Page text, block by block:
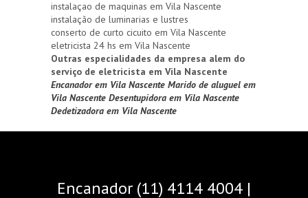
instalaçao de maquinas em Vila Nascente
instalação de luminarias e lustres
conserto de curto cicuito em Vila Nascente
eletricista 24 hs em Vila Nascente
Outras especialidades da empresa alem do
serviço de eletricista em Vila Nascente
Encanador em Vila Nascente Marido de aluguel em
Vila Nascente Desentupidora em Vila Nascente
Dedetizadora em Vila Nascente
Encanador (11) 4114 4004 |